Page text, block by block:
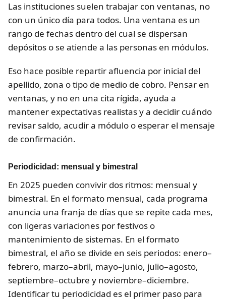
Las instituciones suelen trabajar con ventanas, no
con un único día para todos. Una ventana es un
rango de fechas dentro del cual se dispersan
depósitos o se atiende a las personas en módulos.
Eso hace posible repartir afluencia por inicial del
apellido, zona o tipo de medio de cobro. Pensar en
ventanas, y no en una cita rígida, ayuda a
mantener expectativas realistas y a decidir cuándo
revisar saldo, acudir a módulo o esperar el mensaje
de confirmación.
Periodicidad: mensual y bimestral
En 2025 pueden convivir dos ritmos: mensual y
bimestral. En el formato mensual, cada programa
anuncia una franja de días que se repite cada mes,
con ligeras variaciones por festivos o
mantenimiento de sistemas. En el formato
bimestral, el año se divide en seis periodos: enero–
febrero, marzo–abril, mayo–junio, julio–agosto,
septiembre–octubre y noviembre–diciembre.
Identificar tu periodicidad es el primer paso para